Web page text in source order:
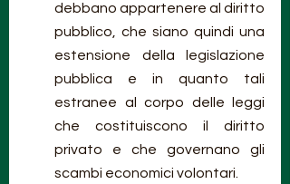
debbano appartenere al diritto
pubblico, che siano quindi una
estensione della legislazione
pubblica e in quanto tali
estranee al corpo delle leggi
che costituiscono il diritto
privato e che governano gli
scambi economici volontari.